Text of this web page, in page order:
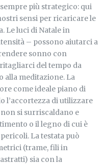
più strategico: qui
sensi per ricaricare le
Le luci di Natale in
– possono aiutarci a
sonno con
del tempo da
alla meditazione. La
come ideale piano di
l’accortezza di utilizzare
si surriscaldano e
o il legno di cui è
La testata può
(trame, fili in
sia con la